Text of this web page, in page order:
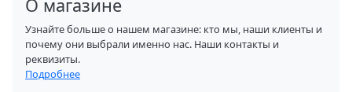
О магазине
Узнайте больше о нашем магазине: кто мы, наши клиенты и
почему они выбрали именно нас. Наши контакты и
реквизиты.
Подробнее